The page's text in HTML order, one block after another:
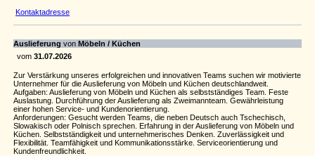
Kontaktadresse
Auslieferung von Möbeln / Küchen
vom 31.07.2026
Zur Verstärkung unseres erfolgreichen und innovativen Teams suchen wir motivierte
Unternehmer für die Auslieferung von Möbeln und Küchen deutschlandweit.
Aufgaben: Auslieferung von Möbeln und Küchen als selbstständiges Team. Feste
Auslastung. Durchführung der Auslieferung als Zweimannteam. Gewährleistung
einer hohen Service- und Kundenorientierung.
Anforderungen: Gesucht werden Teams, die neben Deutsch auch Tschechisch,
Slowakisch oder Polnisch sprechen. Erfahrung in der Auslieferung von Möbeln und
Küchen. Selbstständigkeit und unternehmerisches Denken. Zuverlässigkeit und
Flexibilität. Teamfähigkeit und Kommunikationsstärke. Serviceorientierung und
Kundenfreundlichkeit.